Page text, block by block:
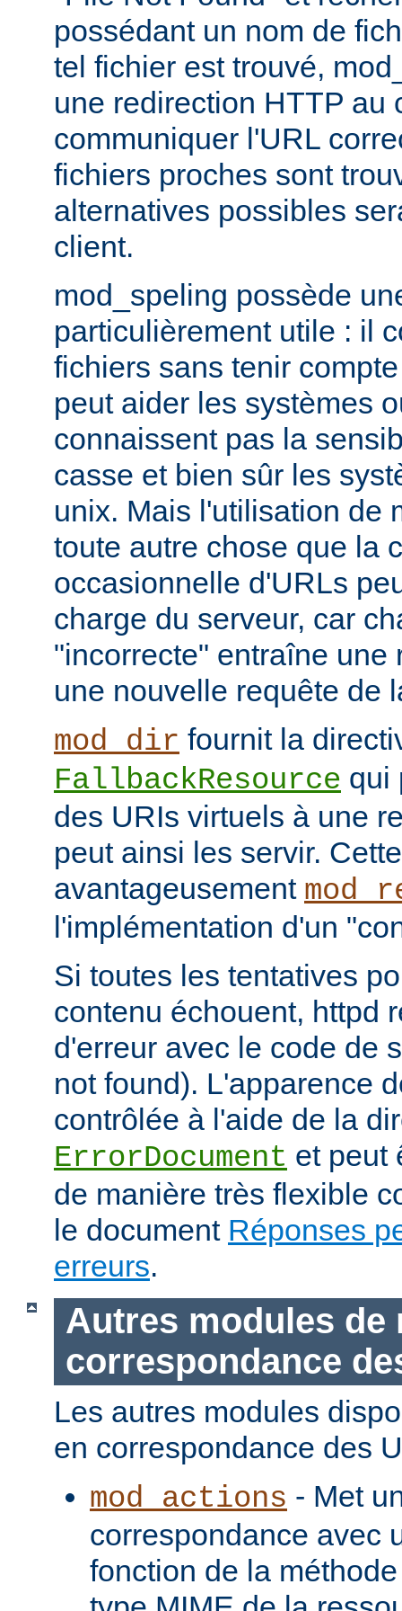
possédant un nom de
tel fichier est trouvé,
une redirection HTTP au
communiquer l'URL
fichiers proches sont
alternatives possibles
client.
mod_speling possède
particulièrement utile : il
fichiers sans tenir
peut aider les systèmes
connaissent pas la
casse et bien sûr les
unix. Mais l'utilisation de
toute autre chose que la
occasionnelle d'URLs
charge du serveur, car
"incorrecte" entraîne une
une nouvelle requête de
mod_dir fournit la
FallbackResource qui
des URIs virtuels à une
peut ainsi les servir.
avantageusement
l'implémentation d'un
Si toutes les tentatives
contenu échouent, httpd
d'erreur avec le code de
not found). L'apparence
contrôlée à l'aide de la
ErrorDocument et peut
de manière très flexible
le document Réponses
erreurs.
Autres modules de
correspondance
Les autres modules
en correspondance des
mod_actions - Met
correspondance avec
fonction de la